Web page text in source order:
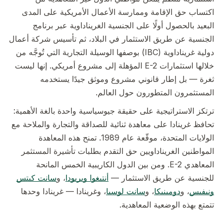
اكتساب حق الإقامة وممارسة الأعمال الأمريكية على المدى
البعيد بالحصول أولًا على الجنسية الغريناداوية عبر برنامج
الجنسية عن طريق الاستثمار في البلاد، ثم تأسيس شركة أعمال
دولية غريناداوية (IBC) بوصفها الوسيلة التجارية التي تُوجَّه من
خلالها استثمارات E-2 المؤهلة إلى مشروع أمريكي. إنها ليست
ثغرة — بل إطار قانوني مشروع وموثق جيدًا يستخدمه
المستثمرون المتطورون حول العالم.
ترتكز الاستراتيجية على حقيقة جيوسياسية واحدة بالغة الأهمية:
تحافظ غرينادا على معاهدة ثنائية للصداقة والتجارة والملاحة مع
الولايات المتحدة، موقّعة عام 1989. تمنح هذه المعاهدة
المواطنين الغريناداويين حق التقدم بطلبات تأشيرة المستثمر
المعاهدي E-2. ومن بين الدول الكاريبية الخمس المانحة
للجنسية عن طريق الاستثمار — أنتيغوا وبربودا، وسانت كيتس
ونيفيس، ودومينيكا، وسانت لوسيا، وغرينادا — غرينادا وحدها
تتمتع بهذه الوضعية المعاهدية.